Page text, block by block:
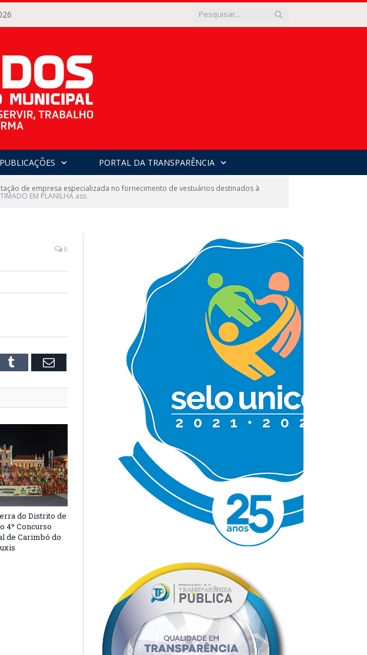
PUBLICAÇÕES PORTAL DA TRANSPARÊNCIA
de empresa especializada no fornecimento de vestuários destinados à
EM PLANILHA ass
0
Tumblr Email
do Distrito de
4º Concurso
de Carimbó do